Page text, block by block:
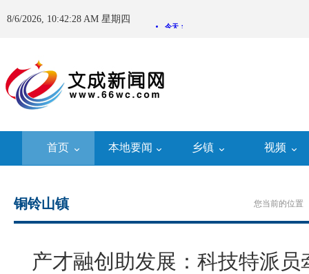
8/6/2026, 10:42:28 AM 星期四
首页 本地要闻 乡镇 视频
您当前的位置
铜铃山镇
产才融创助发展：科技特派员